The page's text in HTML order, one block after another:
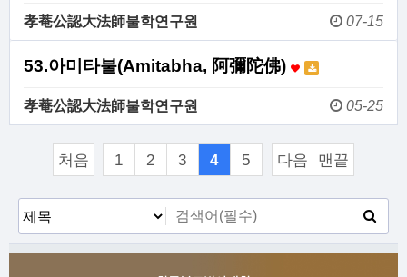
孝菴公認大法師불학연구원 07-15
53.아미타불(Amitabha, 阿彌陀佛)
孝菴公認大法師불학연구원 05-25
처음 1 2 3 4 5 다음 맨끝